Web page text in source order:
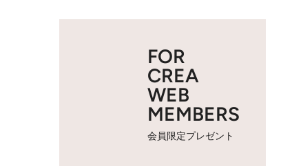
FOR
CREA
WEB
MEMBERS
会員限定プレゼント